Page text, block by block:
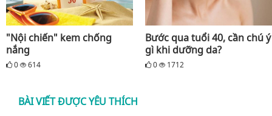
"Nội chiến" kem chống
nắng
0 614
Bước qua tuổi 40, cần chú ý
gì khi dưỡng da?
0 1712
BÀI VIẾT ĐƯỢC YÊU THÍCH